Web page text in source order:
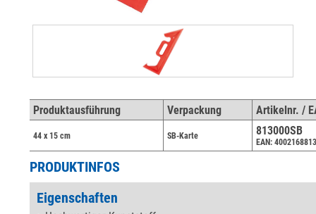
Produktausführung Verpackung Artikelnr. /
44 x 15 cm SB-Karte 813000SB
EAN:
PRODUKTINFOS
Eigenschaften